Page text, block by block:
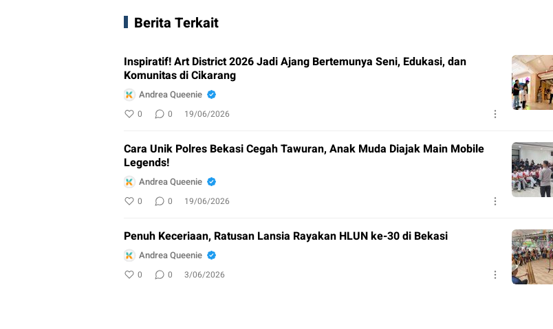
Berita Terkait
Inspiratif! Art District 2026 Jadi Ajang Bertemunya Seni, Edukasi, dan
Komunitas di Cikarang
Andrea Queenie
0 0 19/06/2026
Cara Unik Polres Bekasi Cegah Tawuran, Anak Muda Diajak Main Mobile
Legends!
Andrea Queenie
0 0 19/06/2026
Penuh Keceriaan, Ratusan Lansia Rayakan HLUN ke-30 di Bekasi
Andrea Queenie
0 0 3/06/2026